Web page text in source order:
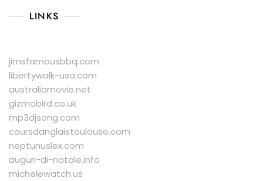
LINKS
jimsfamousbbq.com
libertywalk-usa.com
australiamovie.net
gizmobird.co.uk
mp3djsong.com
coursdanglaistoulouse.com
neptunuslex.com
auguri-di-natale.info
michelewatch.us